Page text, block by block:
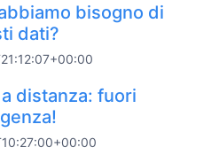
bisogno di
dati?
distanza: fuori